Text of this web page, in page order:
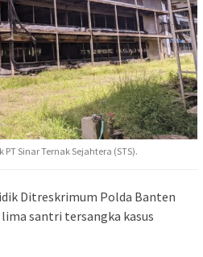
Sinar Ternak Sejahtera (STS).
Ditreskrimum Polda Banten
santri tersangka kasus